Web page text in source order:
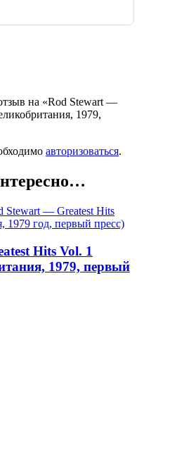
на «Rod Stewart —
1979,
авторизоваться.
Hits Vol. 1
1979, первый